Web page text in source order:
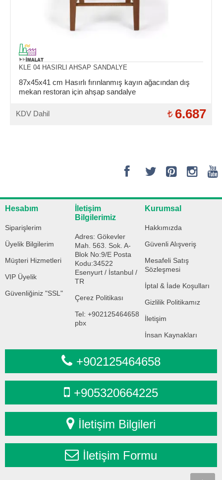
KLE 04 HASIRLI AHSAP SANDALYE
87x45x41 cm Hasırlı fırınlanmış kayın ağacından dış
mekan restoran için ahşap sandalye
KDV Dahil 6.687
Hesabım
Siparişlerim
Üyelik Bilgilerim
Müşteri Hizmetleri
VIP Üyelik
Güvenliğiniz "SSL"
İletişim
Bilgilerimiz
Adres: Gökevler
Mah. 563. Sok. A-
Blok No:9/E Posta
Kodu:34522
Esenyurt / İstanbul /
TR
Çerez Politikası
Tel: +902125464658
pbx
Kurumsal
Hakkımızda
Güvenli Alışveriş
Mesafeli Satış
Sözleşmesi
İptal & İade Koşulları
Gizlilik Politikamız
İletişim
İnsan Kaynakları
+902125464658
+905320664225
İletişim Bilgileri
İletişim Formu